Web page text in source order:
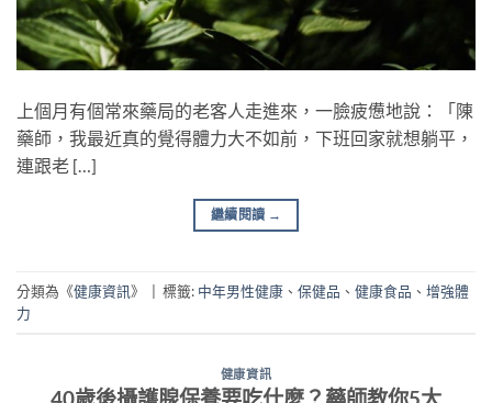
上個月有個常來藥局的老客人走進來，一臉疲憊地說：「陳
藥師，我最近真的覺得體力大不如前，下班回家就想躺平，
連跟老 […]
繼續閱讀 →
分類為《健康資訊》 標籤: 中年男性健康 、 保健品 、 健康食品 、 增強體
力
健康資訊